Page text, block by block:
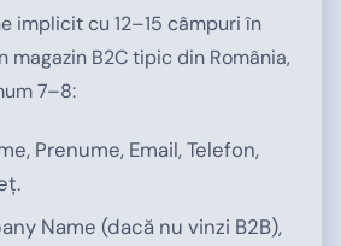
implicit cu 12–15 câmpuri în
magazin B2C tipic din România,
7–8:
Prenume, Email, Telefon,
Name (dacă nu vinzi B2B),